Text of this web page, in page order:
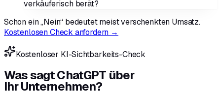
verkäuferisch berät?
Schon ein „Nein“ bedeutet meist verschenkten Umsatz.
Kostenlosen Check anfordern →
Kostenloser KI-Sichtbarkeits-Check
Was sagt ChatGPT über
Ihr Unternehmen?